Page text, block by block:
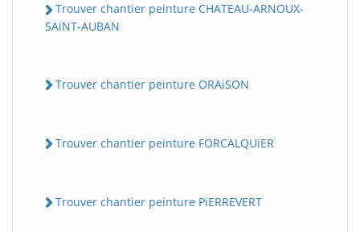
Trouver chantier peinture CHATEAU-ARNOUX-
SAiNT-AUBAN
Trouver chantier peinture ORAiSON
Trouver chantier peinture FORCALQUiER
Trouver chantier peinture PiERREVERT